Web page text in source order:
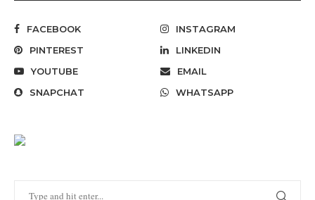
FACEBOOK
INSTAGRAM
PINTEREST
LINKEDIN
YOUTUBE
EMAIL
SNAPCHAT
WHATSAPP